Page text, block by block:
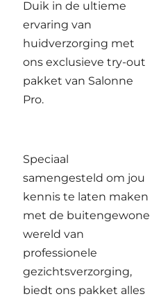
Duik in de ultieme
ervaring van
huidverzorging met
ons exclusieve try-out
pakket van Salonne
Pro.
Speciaal
samengesteld om jou
kennis te laten maken
met de buitengewone
wereld van
professionele
gezichtsverzorging,
biedt ons pakket alles